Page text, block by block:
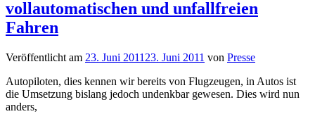
vollautomatischen und unfallfreien
Fahren
Veröffentlicht am 23. Juni 2011 23. Juni 2011 von Presse
Autopiloten, dies kennen wir bereits von Flugzeugen, in Autos ist
die Umsetzung bislang jedoch undenkbar gewesen. Dies wird nun
anders,